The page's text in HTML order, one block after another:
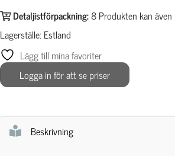
Detaljistförpackning:8Produkten kan
Lagerställe: Estland
Lägg till mina favoriter
Logga in för att se priser
Beskrivning